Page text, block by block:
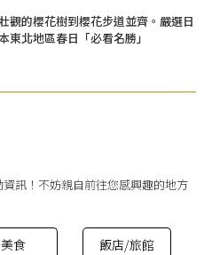
觀的櫻花樹到櫻花步道並齊。嚴選日
東北地區春日「必看名勝」
訊！不妨親自前往您感興趣的地方
美食 飯店/旅館